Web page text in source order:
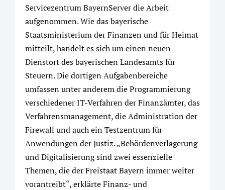
Servicezentrum BayernServer die Arbeit
aufgenommen. Wie das bayerische
Staatsministerium der Finanzen und für Heimat
mitteilt, handelt es sich um einen neuen
Dienstort des bayerischen Landesamts für
Steuern. Die dortigen Aufgabenbereiche
umfassen unter anderem die Programmierung
verschiedener IT-Verfahren der Finanzämter, das
Verfahrensmanagement, die Administration der
Firewall und auch ein Testzentrum für
Anwendungen der Justiz. „Behördenverlagerung
und Digitalisierung sind zwei essenzielle
Themen, die der Freistaat Bayern immer weiter
vorantreibt“, erklärte Finanz- und